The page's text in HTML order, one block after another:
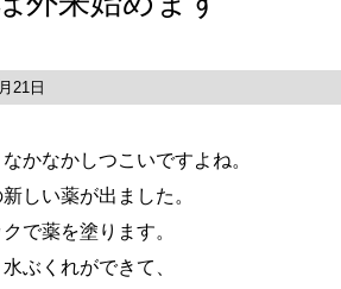
21日
かなかしつこいですよね。
しい薬が出ました。
で薬を塗ります。
ぶくれができて、